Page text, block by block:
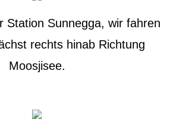
Station Sunnegga, wir fahren
rechts hinab Richtung
Moosjisee.